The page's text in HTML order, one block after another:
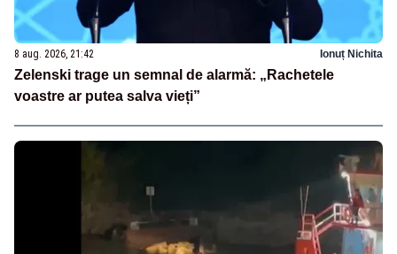
8 aug. 2026, 21:42 Ionuț Nichita
Zelenski trage un semnal de alarmă: „Rachetele
voastre ar putea salva vieți”